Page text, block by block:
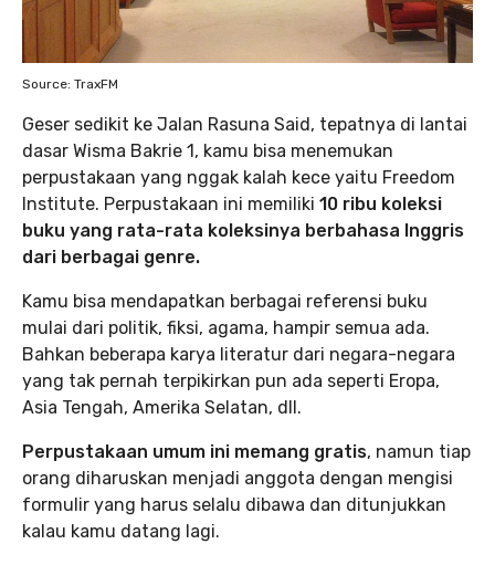
Source: TraxFM
Geser sedikit ke Jalan Rasuna Said, tepatnya di lantai
dasar Wisma Bakrie 1, kamu bisa menemukan
perpustakaan yang nggak kalah kece yaitu Freedom
Institute. Perpustakaan ini memiliki 10 ribu koleksi
buku yang rata-rata koleksinya berbahasa Inggris
dari berbagai genre.
Kamu bisa mendapatkan berbagai referensi buku
mulai dari politik, fiksi, agama, hampir semua ada.
Bahkan beberapa karya literatur dari negara-negara
yang tak pernah terpikirkan pun ada seperti Eropa,
Asia Tengah, Amerika Selatan, dll.
Perpustakaan umum ini memang gratis, namun tiap
orang diharuskan menjadi anggota dengan mengisi
formulir yang harus selalu dibawa dan ditunjukkan
kalau kamu datang lagi.